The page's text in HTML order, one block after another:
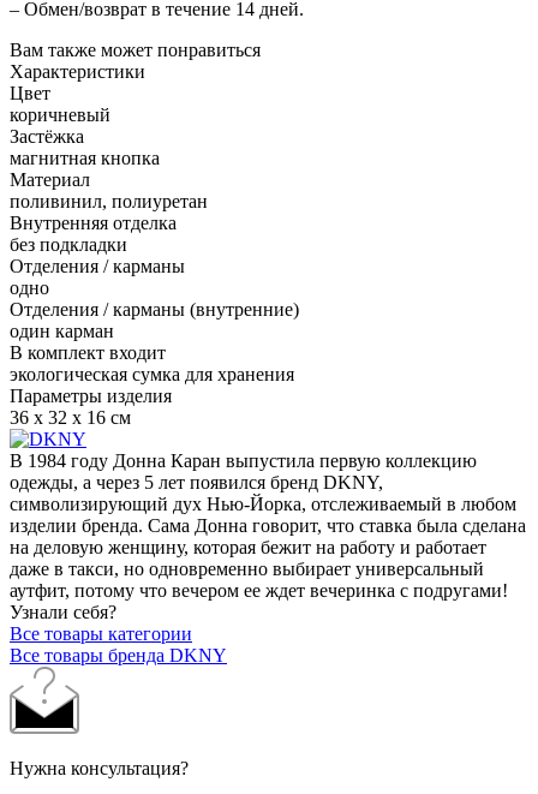
– Обмен/возврат в течение 14 дней.
Вам также может понравиться
Характеристики
Цвет
коричневый
Застёжка
магнитная кнопка
Материал
поливинил, полиуретан
Внутренняя отделка
без подкладки
Отделения / карманы
одно
Отделения / карманы (внутренние)
один карман
В комплект входит
экологическая сумка для хранения
Параметры изделия
36 x 32 x 16 см
В 1984 году Донна Каран выпустила первую коллекцию
одежды, а через 5 лет появился бренд DKNY,
символизирующий дух Нью-Йорка, отслеживаемый в любом
изделии бренда. Сама Донна говорит, что ставка была сделана
на деловую женщину, которая бежит на работу и работает
даже в такси, но одновременно выбирает универсальный
аутфит, потому что вечером ее ждет вечеринка с подругами!
Узнали себя?
Все товары категории
Все товары бренда DKNY
Нужна консультация?